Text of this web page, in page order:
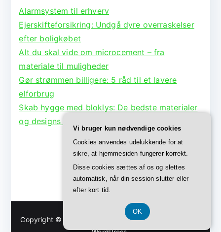
Alarmsystem til erhverv
Ejerskifteforsikring: Undgå dyre overraskelser
efter boligkøbet
Alt du skal vide om microcement – fra
materiale til muligheder
Gør strømmen billigere: 5 råd til et lavere
elforbrug
Skab hygge med bloklys: De bedste materialer
og designs til lysestager
Copyright © 2026 . Powered by
Vi bruger kun nødvendige cookies
Cookies anvendes udelukkende for at
sikre, at hjemmesiden fungerer korrekt.
Disse cookies sættes af os og slettes
automatisk, når din session slutter eller
efter kort tid.
OK